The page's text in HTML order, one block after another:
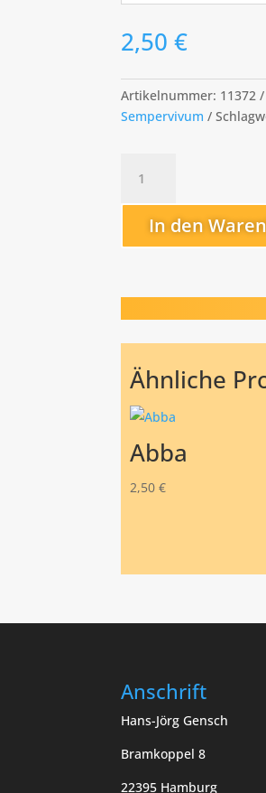
2,50€
Artikelnummer: 11372
Sempervivum
Menge
In den
Ähnliche
Abba
2,50€
Anschrift
Hans-Jörg Gensch
Bramkoppel 8
22395 Hamburg